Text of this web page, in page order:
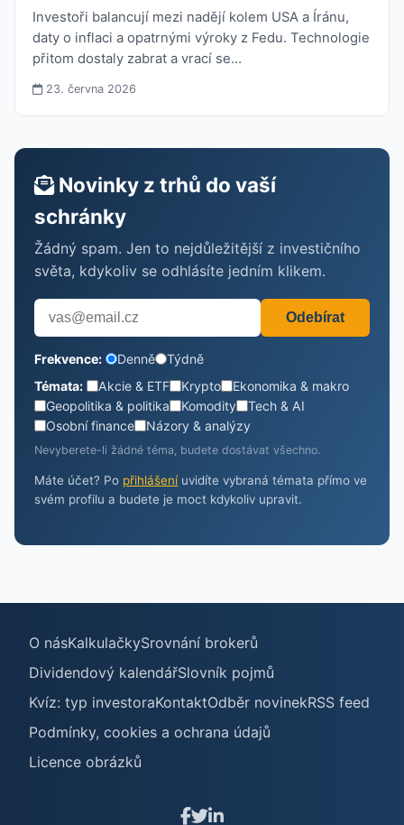
Investoři balancují mezi nadějí kolem USA a Íránu,
daty o inflaci a opatrnými výroky z Fedu. Technologie
přitom dostaly zabrat a vrací se…
23. června 2026
Novinky z trhů do vaší
schránky
Žádný spam. Jen to nejdůležitější z investičního
světa, kdykoliv se odhlásíte jedním klikem.
Odebírat
Frekvence: Denně
Týdně
Témata:
Akcie & ETF Krypto
Ekonomika & makro
Geopolitika & politika
Komodity
Tech & AI
Osobní finance
Názory & analýzy
Nevyberete-li žádné téma, budete dostávat všechno.
Máte účet? Po přihlášeníuvidíte vybraná témata přímo ve
svém profilu a budete je moct kdykoliv upravit.
O násKalkulačkySrovnání brokerů
Dividendový kalendářSlovník pojmů
Kvíz: typ investoraKontaktOdběr novinekRSS feed
Podmínky, cookies a ochrana údajů
Licence obrázků